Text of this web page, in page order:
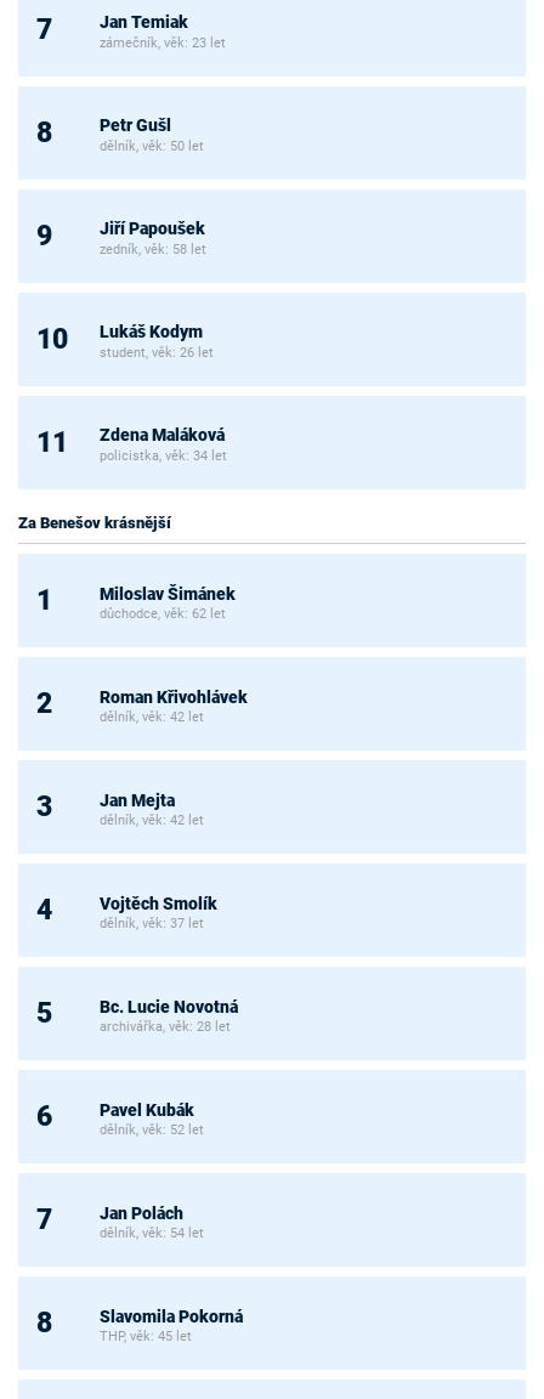
7 Jan Temiak
zámečník, věk: 23 let
8 Petr Gušl
dělník, věk: 50 let
9 Jiří Papoušek
zedník, věk: 58 let
10 Lukáš Kodym
student, věk: 26 let
11 Zdena Maláková
policistka, věk: 34 let
Za Benešov krásnější
1 Miloslav Šimánek
důchodce, věk: 62 let
2 Roman Křivohlávek
dělník, věk: 42 let
3 Jan Mejta
dělník, věk: 42 let
4 Vojtěch Smolík
dělník, věk: 37 let
5 Bc. Lucie Novotná
archivářka, věk: 28 let
6 Pavel Kubák
dělník, věk: 52 let
7 Jan Polách
dělník, věk: 54 let
8 Slavomila Pokorná
THP, věk: 45 let